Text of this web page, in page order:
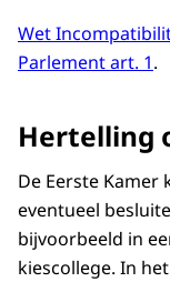
Wet
Parlement art. 1.
Hertelling
De Eerste
eventueel
bijvoorbeeld in
kiescollege. In